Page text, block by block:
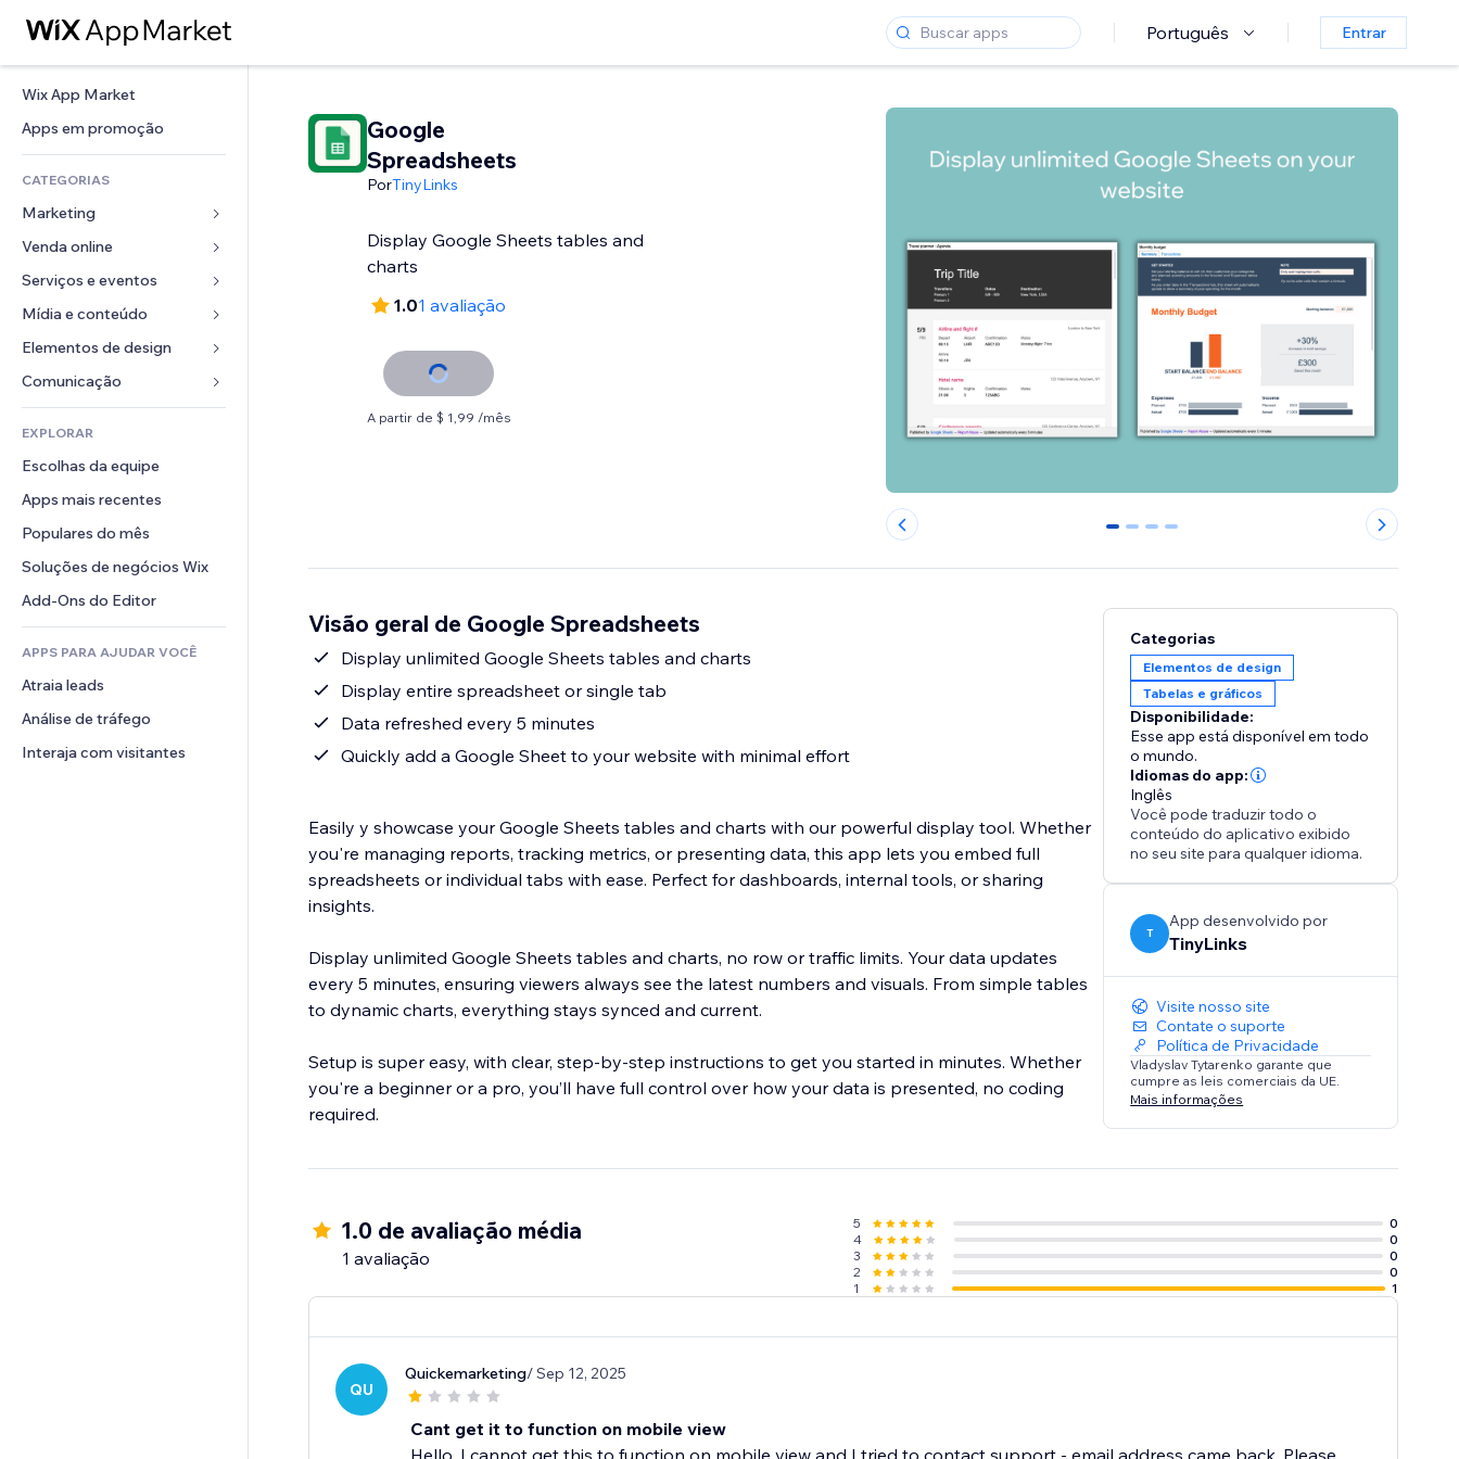
Português Entrar
Wix App Market
Apps em promoção
CATEGORIAS
Marketing
Anúncios
Mobile
Análises
Listas do site
Email
Venda online
Apps para lojas
Frete e entrega
Botões de venda
Contabilidade
Cupons e fidelidade
Soluções de armazenamento
Serviços e eventos
Hotéis
Eventos
Restaurantes
Imobiliária
Meus agendamentos
Mídia e conteúdo
Galeria
Músicas
Podcasts
Fotografia
Vídeo
PDF
Compartilhamento de arquivos
Notícias
Elementos de design
Mapas e navegação
Privacidade e segurança
Relógio
Templates de página
Efeitos de imagem
Botões e menus
Banners e selos
Calculadoras
Busca
Previsão do tempo
Tabelas e gráficos
Formulários
Enquetes
Chat
Comentários
Telefone
Comunidade
Avaliações e depoimentos
CRM
EXPLORAR
Escolhas da equipe
Apps mais recentes
Populares do mês
Soluções de negócios Wix
Add-Ons do Editor
APPS PARA AJUDAR VOCÊ
Atraia leads
Análise de tráfego
Interaja com visitantes
Google
Spreadsheets
PorTinyLinks
Display Google Sheets tables and
charts
1.01 avaliação
A partir de $ 1,99 /mês
0 1 2 3
Visão geral de Google Spreadsheets
Display unlimited Google Sheets tables and charts
Display entire spreadsheet or single tab
Data refreshed every 5 minutes
Quickly add a Google Sheet to your website with minimal effort
Easily y showcase your Google Sheets tables and charts with our powerful display tool. Whether
you're managing reports, tracking metrics, or presenting data, this app lets you embed full
spreadsheets or individual tabs with ease. Perfect for dashboards, internal tools, or sharing
insights.
Display unlimited Google Sheets tables and charts, no row or traffic limits. Your data updates
every 5 minutes, ensuring viewers always see the latest numbers and visuals. From simple tables
to dynamic charts, everything stays synced and current.
Setup is super easy, with clear, step-by-step instructions to get you started in minutes. Whether
you're a beginner or a pro, you’ll have full control over how your data is presented, no coding
required.
Categorias
Elementos de design
Tabelas e gráficos
Disponibilidade:
Esse app está disponível em todo
o mundo.
Idiomas do app:
Inglês
Você pode traduzir todo o
conteúdo do aplicativo exibido
no seu site para qualquer idioma.
T
App desenvolvido por
TinyLinks
Visite nosso site
Contate o suporte
Política de Privacidade
Vladyslav Tytarenko garante que
cumpre as leis comerciais da UE.
Mais informações
1.0 de avaliação média
1 avaliação
5
0
4
0
3
0
2
0
1
1
QU
Quickemarketing/ Sep 12, 2025
Cant get it to function on mobile view